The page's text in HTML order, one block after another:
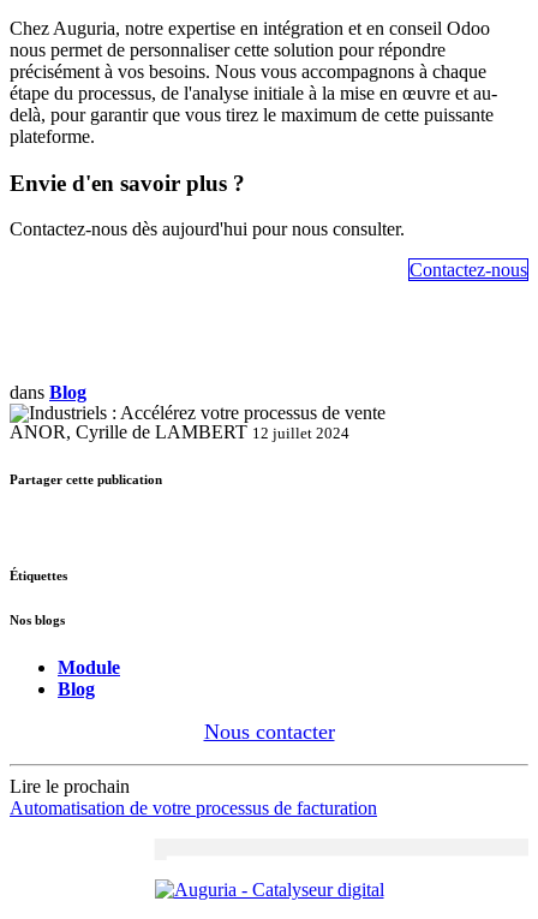
Chez Auguria, notre expertise en intégration et en conseil Odoo
nous permet de personnaliser cette solution pour répondre
précisément à vos besoins. Nous vous accompagnons à chaque
étape du processus, de l'analyse initiale à la mise en œuvre et au-
delà, pour garantir que vous tirez le maximum de cette puissante
plateforme.
Envie d'en savoir plus ?
Contactez-nous dès aujourd'hui pour nous consulter.
Contactez-nous​​​​​​
dans Blog
ANOR, Cyrille de LAMBERT 12 juillet 2024
Partager cette publication
Étiquettes
Nos blogs
Module
Blog
Nous contacter
Lire le prochain
Automatisation de votre processus de facturation